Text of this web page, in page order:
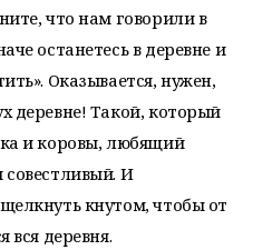
что нам говорили в
останетесь в деревне и
Оказывается, нужен,
деревне! Такой, который
и коровы, любящий
И
кнутом, чтобы от
вся деревня.